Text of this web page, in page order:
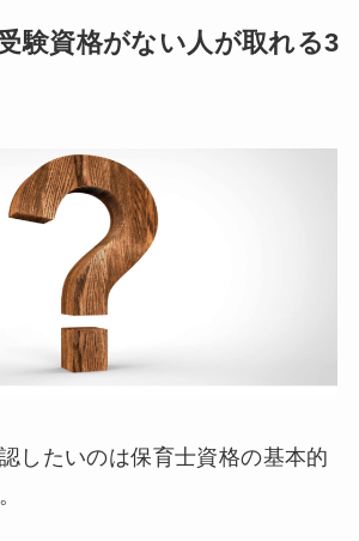
験資格がない人が取れる3
したいのは保育士資格の基本的